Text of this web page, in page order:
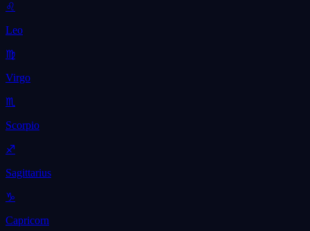
♌
Leo
♍
Virgo
♏
Scorpio
♐
Sagittarius
♑
Capricorn